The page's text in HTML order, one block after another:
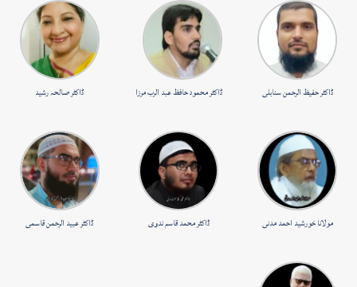
ڈاکٹر حفیظ الرحمن سنابلی ڈاکٹر محمود حافظ عبد الرب مرزا ڈاکٹر صالحہ رشید
مولانا خورشید احمد مدنی ڈاکٹر محمد قاسم ندوی ڈاکٹر عبید الرحمن قاسمی